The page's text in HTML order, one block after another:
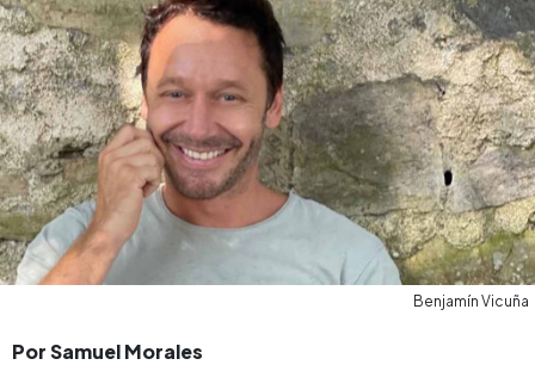
Benjamín Vicuña
Por Samuel Morales